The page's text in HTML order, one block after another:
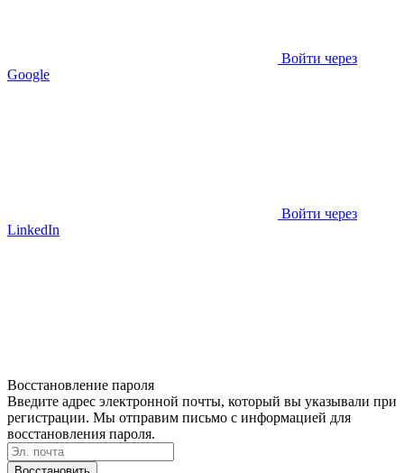
Войти через
Google
Войти через
LinkedIn
Восстановление пароля
Введите адрес электронной почты, который вы указывали при
регистрации. Мы отправим письмо с информацией для
восстановления пароля.